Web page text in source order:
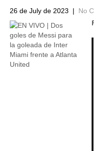
26 de July de 2023 | No